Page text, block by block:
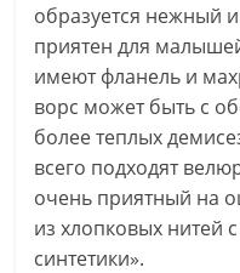
образуется нежный
приятен для
имеют фланель и
ворс может быть с
более теплых
всего подходят
очень приятный на
из хлопковых нитей
синтетики».